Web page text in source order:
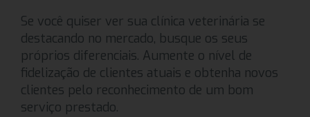
Se você quiser ver sua clínica veterinária se
destacando no mercado, busque os seus
próprios diferenciais. Aumente o nível de
fidelização de clientes atuais e obtenha novos
clientes pelo reconhecimento de um bom
serviço prestado.